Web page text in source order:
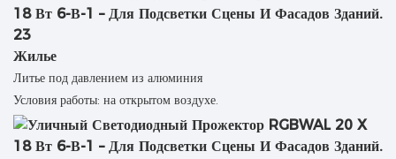
Жилье
Литье под давлением из алюминия
Условия работы: на открытом воздухе.